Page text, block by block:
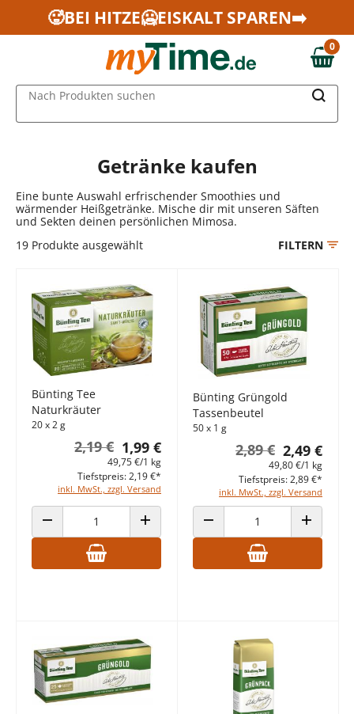
Zum Hauptinhalt springen
Zur Navigation springen
Zur Suche springen
🥵BEI HITZE🥶EISKALT SPAREN➡️
0,00 €
0
Nach Produkten suchen
Getränke kaufen
Eine bunte Auswahl erfrischender Smoothies und
wärmender Heißgetränke. Mische dir mit unseren Säften
und Sekten deinen persönlichen Mimosa.
19 Produkte ausgewählt FILTERN
Bünting Tee
Naturkräuter
20 x 2 g
1,99 €
2,19 €
49,75 €/1 kg
inkl. MwSt., zzgl. Versand
Tiefstpreis: 2,19 €*
ANZAHL VERRINGERN ANZAHL ERHÖHEN
Bünting Grüngold
Tassenbeutel
50 x 1 g
2,49 €
2,89 €
49,80 €/1 kg
inkl. MwSt., zzgl. Versand
Tiefstpreis: 2,89 €*
ANZAHL VERRINGERN ANZAHL